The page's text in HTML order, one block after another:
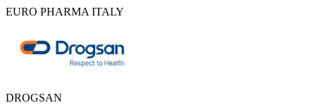
EURO PHARMA ITALY
DROGSAN